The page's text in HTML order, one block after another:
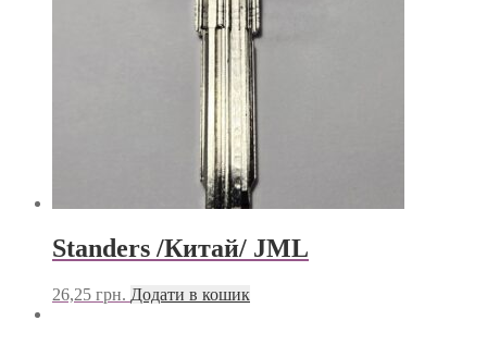
Standers /Китай/ JML
26,25 грн. Додати в кошик